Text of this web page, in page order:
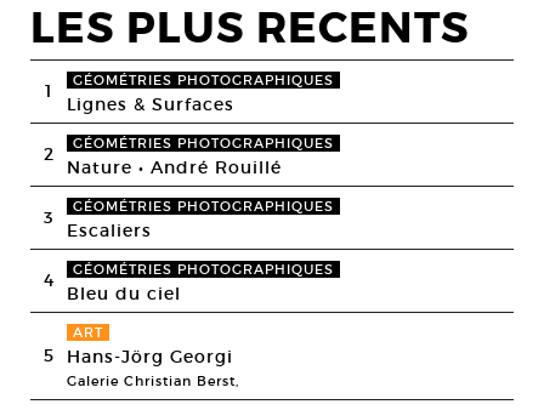
LES PLUS RECENTS
1 GÉOMÉTRIES PHOTOGRAPHIQUES
Lignes & Surfaces
2 GÉOMÉTRIES PHOTOGRAPHIQUES
Nature • André Rouillé
3 GÉOMÉTRIES PHOTOGRAPHIQUES
Escaliers
4 GÉOMÉTRIES PHOTOGRAPHIQUES
Bleu du ciel
5
ART
Hans-Jörg Georgi
Galerie Christian Berst,